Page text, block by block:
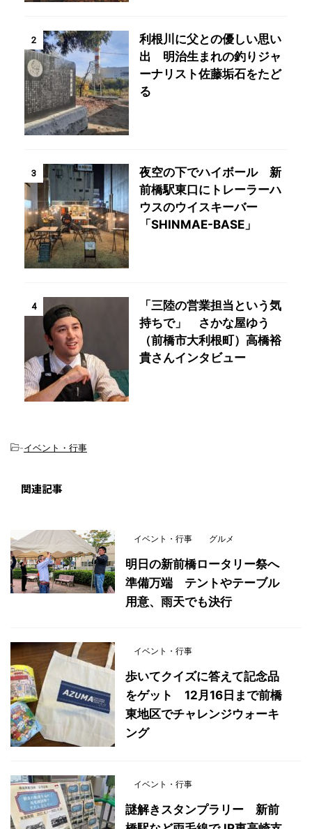
2
利根川に父との優しい思い
出 明治生まれの釣りジャ
ーナリスト佐藤垢石をたど
る
3
夜空の下でハイボール 新
前橋駅東口にトレーラーハ
ウスのウイスキーバー
「SHINMAE-BASE」
4
「三陸の営業担当という気
持ちで」 さかな屋ゆう
（前橋市大利根町）高橋裕
貴さんインタビュー
-イベント・行事
関連記事
イベント・行事 グルメ
明日の新前橋ロータリー祭へ
準備万端 テントやテーブル
用意、雨天でも決行
イベント・行事
歩いてクイズに答えて記念品
をゲット 12月16日まで前橋
東地区でチャレンジウォーキ
ング
イベント・行事
謎解きスタンプラリー 新前